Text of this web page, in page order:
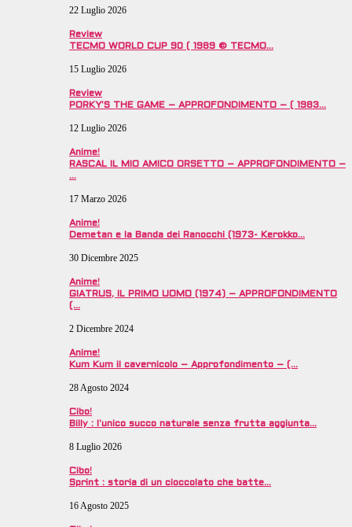
22 Luglio 2026
Review
TECMO WORLD CUP 90 ( 1989 © TECMO…
15 Luglio 2026
Review
PORKY’S THE GAME – APPROFONDIMENTO – ( 1983…
12 Luglio 2026
Anime!
RASCAL IL MIO AMICO ORSETTO – APPROFONDIMENTO –
…
17 Marzo 2026
Anime!
Demetan e la Banda dei Ranocchi (1973- Kerokko…
30 Dicembre 2025
Anime!
GIATRUS, IL PRIMO UOMO (1974) – APPROFONDIMENTO
(…
2 Dicembre 2024
Anime!
Kum Kum il cavernicolo – Approfondimento – (…
28 Agosto 2024
Cibo!
Billy : l’unico succo naturale senza frutta aggiunta…
8 Luglio 2026
Cibo!
Sprint : storia di un cioccolato che batte…
16 Agosto 2025